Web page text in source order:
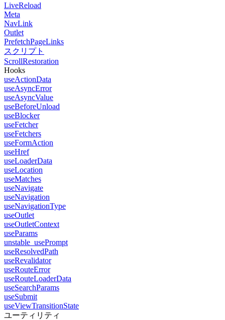
LiveReload
Meta
NavLink
Outlet
PrefetchPageLinks
スクリプト
ScrollRestoration
Hooks
useActionData
useAsyncError
useAsyncValue
useBeforeUnload
useBlocker
useFetcher
useFetchers
useFormAction
useHref
useLoaderData
useLocation
useMatches
useNavigate
useNavigation
useNavigationType
useOutlet
useOutletContext
useParams
unstable_usePrompt
useResolvedPath
useRevalidator
useRouteError
useRouteLoaderData
useSearchParams
useSubmit
useViewTransitionState
ユーティリティ